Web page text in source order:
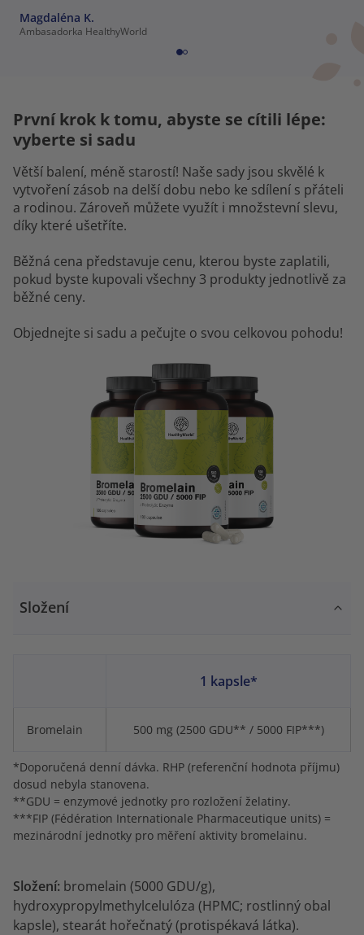
Magdaléna K.
Ambasadorka HealthyWorld
První krok k tomu, abyste se cítili lépe:
vyberte si sadu
Větší balení, méně starostí! Naše sady jsou skvělé k
vytvoření zásob na delší dobu nebo ke sdílení s přáteli
a rodinou. Zároveň můžete využít i množstevní slevu,
díky které ušetříte.
Běžná cena představuje cenu, kterou byste zaplatili,
pokud byste kupovali všechny 3 produkty jednotlivě za
běžné ceny.
Objednejte si sadu a pečujte o svou celkovou pohodu!
Složení
1 kapsle*
Bromelain 500 mg (2500 GDU** / 5000 FIP***)
*Doporučená denní dávka. RHP (referenční hodnota příjmu)
dosud nebyla stanovena.
**GDU = enzymové jednotky pro rozložení želatiny.
***FIP (Fédération Internationale Pharmaceutique units) =
mezinárodní jednotky pro měření aktivity bromelainu.
Složení: bromelain (5000 GDU/g),
hydroxypropylmethylcelulóza (HPMC; rostlinný obal
kapsle), stearát hořečnatý (protispékavá látka).